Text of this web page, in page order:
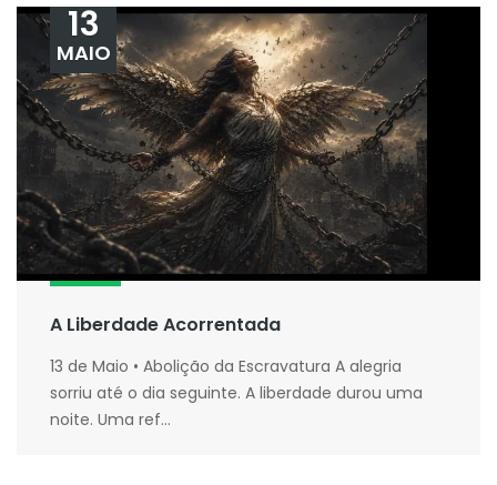
A Liberdade Acorrentada
13
MAIO
13 de Maio • Abolição da Escravatura A alegria
sorriu até o dia seguinte. A liberdade durou uma
noite. Uma ref...